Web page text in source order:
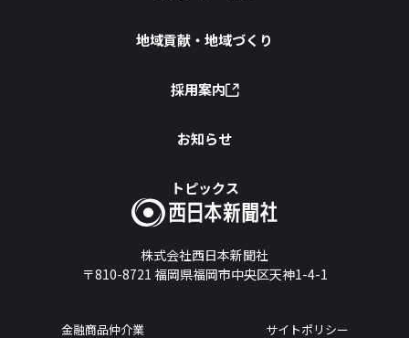
株式会社西日本新聞社
〒810-8721 福岡県福岡市中央区天神1-4-1
地域貢献・地域づくり
採用案内
お知らせ
トピックス
金融商品仲介業 サイトポリシー